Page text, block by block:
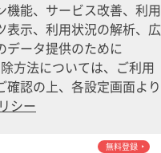
機能、サービス改善、利用
表示、利用状況の解析、広
データ提供のために
方法については、ご利用
認の上、各設定画面より
シー
無料登録